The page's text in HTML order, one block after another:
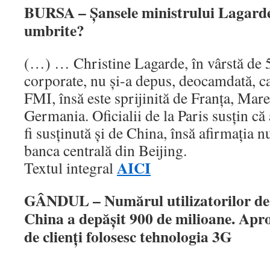
BURSA – Şansele ministrului
umbrite?
(…) … Christine Lagarde, în vârstă de
corporate, nu şi-a depus, deocamdată,
FMI, însă este sprijinită de Franţa,
Germania. Oficialii de la Paris susţin că
fi susţinută şi de China, însă afirmaţia
banca centrală din Beijing.
Textul integralAICI
GÂNDUL – Numărul utilizatorilor
China a depăşit 900 de milioane.
de clienţi folosesc tehnologia 3G